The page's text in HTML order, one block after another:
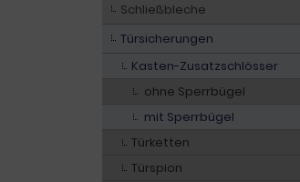
Schließbleche
Türsicherungen
Kasten-Zusatzschlösser
ohne Sperrbügel
mit Sperrbügel
Türketten
Türspion